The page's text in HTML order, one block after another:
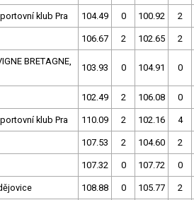
klub Pra 104.49 0 100.92 2
106.67 2 102.65 2
BRETAGNE,
103.93 0 104.91 0
102.49 2 106.08 0
klub Pra 110.09 2 102.16 4
107.53 2 104.60 2
107.32 0 107.72 0
108.88 0 105.77 2